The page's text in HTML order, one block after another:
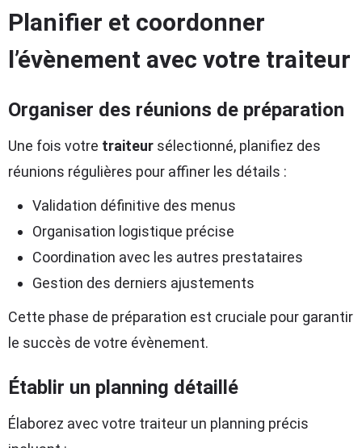
Planifier et coordonner
l’évènement avec votre traiteur
Organiser des réunions de préparation
Une fois votre traiteur sélectionné, planifiez des
réunions régulières pour affiner les détails :
Validation définitive des menus
Organisation logistique précise
Coordination avec les autres prestataires
Gestion des derniers ajustements
Cette phase de préparation est cruciale pour garantir
le succès de votre évènement.
Établir un planning détaillé
Élaborez avec votre traiteur un planning précis